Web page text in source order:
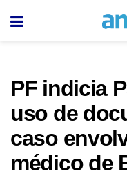
PF indicia
uso de
caso
médico de